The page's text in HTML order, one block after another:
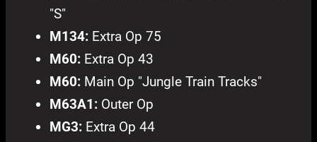
"S"
M134: Extra Op 75
M60: Extra Op 43
M60: Main Op "Jungle Train Tracks"
M63A1: Outer Op
MG3: Extra Op 44